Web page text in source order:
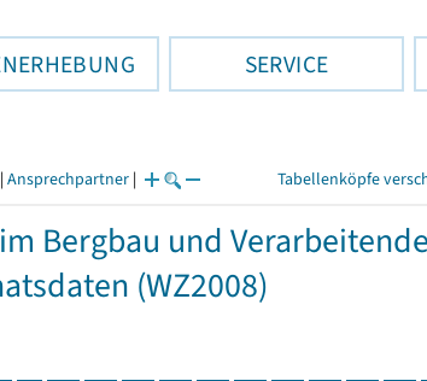
SERVICE
| Ansprechpartner | Tabellenköpfe
Bergbau und
(WZ2008)